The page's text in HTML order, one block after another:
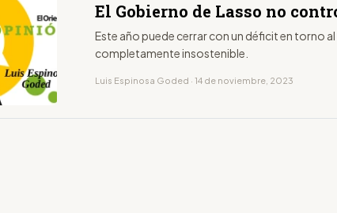
El Gobierno de Lasso no
Este año puede cerrar con un déficit en torno
completamente insostenible.
Luis Espinosa Goded · 14 de noviembre, 2023